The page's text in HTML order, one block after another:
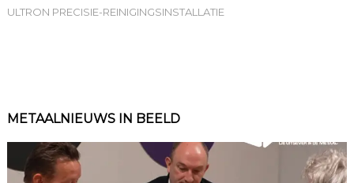
ULTRON PRECISIE-REINIGINGSINSTALLATIE
METAALNIEUWS IN BEELD